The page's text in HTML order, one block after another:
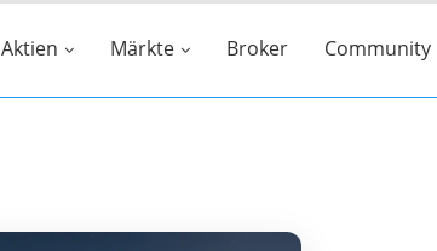
Aktien Märkte Broker Community